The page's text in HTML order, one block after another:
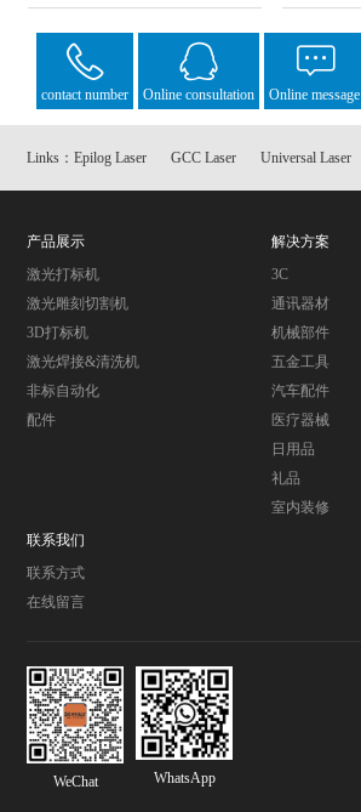
contact number Online consultation Online message
Links：Epilog Laser GCC Laser Universal Laser
产品展示
激光打标机
激光雕刻切割机
3D打标机
激光焊接&清洗机
非标自动化
配件
解决方案
3C
通讯器材
机械部件
五金工具
汽车配件
医疗器械
日用品
礼品
室内装修
联系我们
联系方式
在线留言
WeChat WhatsApp